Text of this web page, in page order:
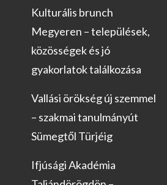
Kulturális brunch
Megyeren – települések,
közösségek és jó
gyakorlatok találkozása
Vallási örökség új szemmel
– szakmai tanulmányút
Sümegtől Türjéig
Ifjúsági Akadémia